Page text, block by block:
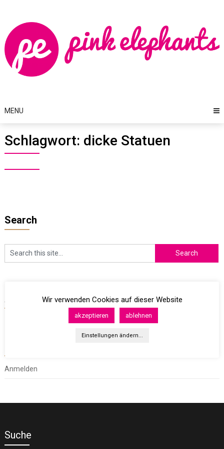
content
MENU
Schlagwort: dicke Statuen
Search
Archives
Anmelden
Suche
Wir verwenden Cookies auf dieser Website
akzeptieren ablehnen
Einstellungen ändern...